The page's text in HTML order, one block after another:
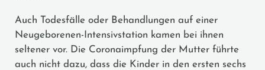
Auch Todesfälle oder Behandlungen auf einer
Neugeborenen-Intensivstation kamen bei ihnen
seltener vor. Die Coronaimpfung der Mutter führte
auch nicht dazu, dass die Kinder in den ersten sechs